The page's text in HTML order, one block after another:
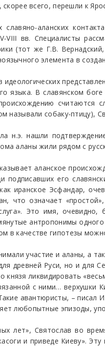
всего, перешли к
аланских
вв. Специалисты
(тот же Г.В.
элемента в
языка. В славянском
считаются
называли собаку-птицу),
н.э. нашли
аланы жили рядом с
аланское
подписавших его
иранское Эсфандар,
что означает
Это имя,
антропонимы одного
в качестве гипотезы
участие и аланы, а
древней Руси, но и для
князя ликвидировать
с ними… верхушки
авантюристы, – писал
любопытные эпизоды,
лет», Святослав во
и приведе Киеву».